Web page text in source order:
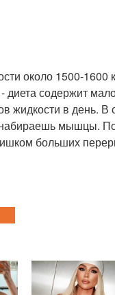
около 1500-1600
диета содержит
жидкости в день. В
мышцы.
больших